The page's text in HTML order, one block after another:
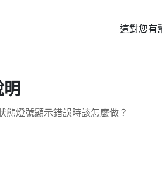
這對您有
態燈號顯示錯誤時該怎麼做？